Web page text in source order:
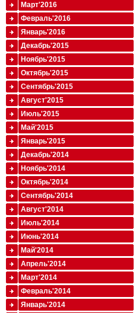
Март'2016
Февраль'2016
Январь'2016
Декабрь'2015
Ноябрь'2015
Октябрь'2015
Сентябрь'2015
Август'2015
Июль'2015
Май'2015
Январь'2015
Декабрь'2014
Ноябрь'2014
Октябрь'2014
Сентябрь'2014
Август'2014
Июль'2014
Июнь'2014
Май'2014
Апрель'2014
Март'2014
Февраль'2014
Январь'2014